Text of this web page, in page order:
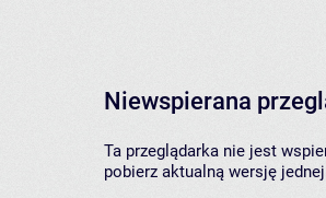
Niewspierana
Ta przeglądarka nie jest
pobierz aktualną wersję